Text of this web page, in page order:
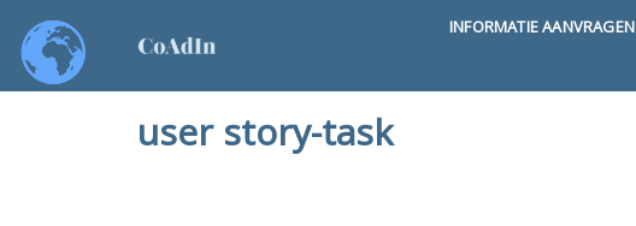
INFORMATIE AANVRAGEN
user story-task